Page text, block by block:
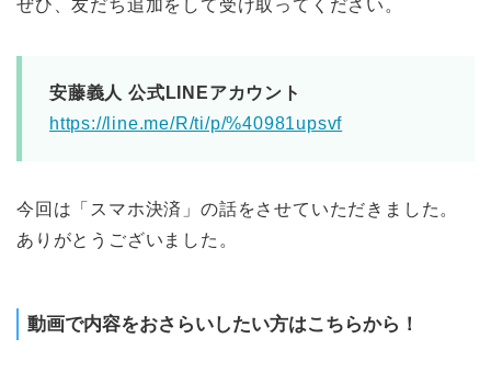
ぜひ、友だち追加をして受け取ってください。
安藤義人 公式LINEアカウント
https://line.me/R/ti/p/%40981upsvf
今回は「スマホ決済」の話をさせていただきました。
ありがとうございました。
動画で内容をおさらいしたい方はこちらから！